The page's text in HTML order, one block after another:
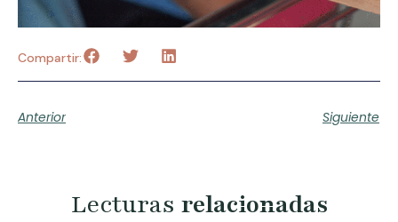
Compartir:
Anterior Siguiente
Lecturas relacionadas